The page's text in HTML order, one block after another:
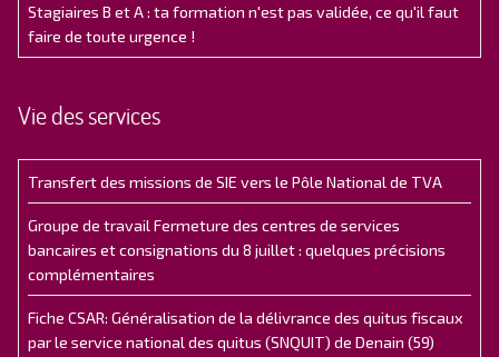
Stagiaires B et A : ta formation n'est pas validée, ce qu'il faut
faire de toute urgence !
Vie des services
Transfert des missions de SIE vers le Pôle National de TVA
Groupe de travail Fermeture des centres de services
bancaires et consignations du 8 juillet : quelques précisions
complémentaires
Fiche CSAR: Généralisation de la délivrance des quitus fiscaux
par le service national des quitus (SNQUIT) de Denain (59)